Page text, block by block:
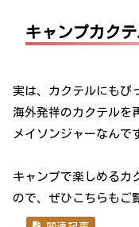
キャンプカク
実は、カクテルにもぴ
海外発祥のカクテルを
メイソンジャーなんで
キャンプで楽しめるカ
ので、ぜひこちらもご